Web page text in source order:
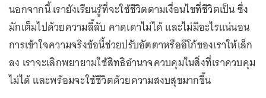
นอกจากนี้ เรายังเรียนรู้ที่จะใช้ชีวิตตามเงื่อนไขที่ชีวิตเป็น ซึ่ง
มักเต็มไปด้วยความลี้ลับ คาดเดาไม่ได้ และไม่มีอะไรแน่นอน
การเข้าใจความจริงข้อนี้ช่วยปรับอัตตาหรืออีโก้ของเราให้เล็ก
ลง เราจะเลิกพยายามใช้สิทธิอำนาจควบคุมในสิ่งที่เราควบคุม
ไม่ได้ และพร้อมจะใช้ชีวิตด้วยความสงบสุขมากขึ้น